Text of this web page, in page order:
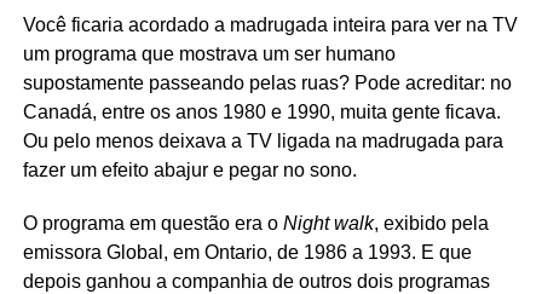
Você ficaria acordado a madrugada inteira para ver na TV
um programa que mostrava um ser humano
supostamente passeando pelas ruas? Pode acreditar: no
Canadá, entre os anos 1980 e 1990, muita gente ficava.
Ou pelo menos deixava a TV ligada na madrugada para
fazer um efeito abajur e pegar no sono.
O programa em questão era o Night walk, exibido pela
emissora Global, em Ontario, de 1986 a 1993. E que
depois ganhou a companhia de outros dois programas